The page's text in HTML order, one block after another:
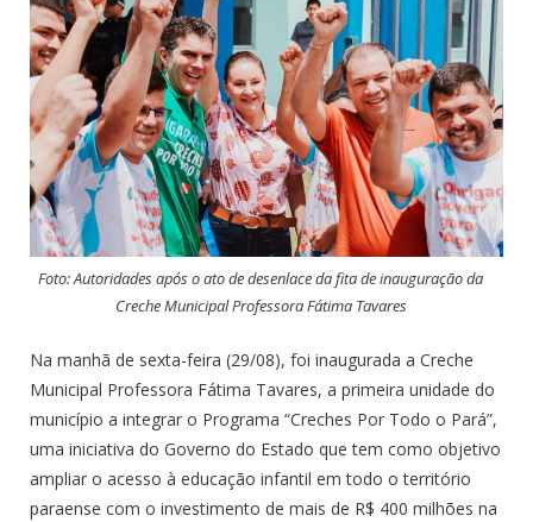
Foto: Autoridades após o ato de desenlace da fita de inauguração da
Creche Municipal Professora Fátima Tavares
Na manhã de sexta-feira (29/08), foi inaugurada a Creche
Municipal Professora Fátima Tavares, a primeira unidade do
município a integrar o Programa “Creches Por Todo o Pará”,
uma iniciativa do Governo do Estado que tem como objetivo
ampliar o acesso à educação infantil em todo o território
paraense com o investimento de mais de R$ 400 milhões na